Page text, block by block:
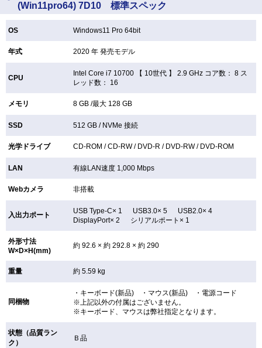
(Win11pro64) 7D10 標準スペック
OS Windows11 Pro 64bit
年式 2020 年 発売モデル
CPU
Intel Core i7 10700 【 10世代 】 2.9 GHz コア数： 8 ス
レッド数： 16
メモリ 8 GB /最大 128 GB
SSD 512 GB / NVMe 接続
光学ドライブ CD-ROM /CD-RW / DVD-R / DVD-RW / DVD-ROM
LAN 有線LAN速度 1,000 Mbps
Webカメラ 非搭載
入出力ポート
USB Type-C× 1 USB3.0× 5 USB2.0× 4
DisplayPort× 2 シリアルポート× 1
外形寸法
W×D×H(mm)
約 92.6 × 約 292.8 × 約 290
重量 約 5.59 kg
同梱物
・キーボード(新品) ・マウス(新品) ・電源コード
※上記以外の付属はございません。
※キーボード、マウスは弊社指定となります。
状態（品質ラン
ク）
Ｂ品